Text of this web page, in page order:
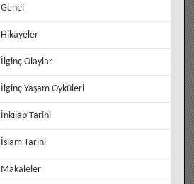
Genel
Hikayeler
İlginç Olaylar
İlginç Yaşam Öyküleri
İnkılap Tarihi
İslam Tarihi
Makaleler